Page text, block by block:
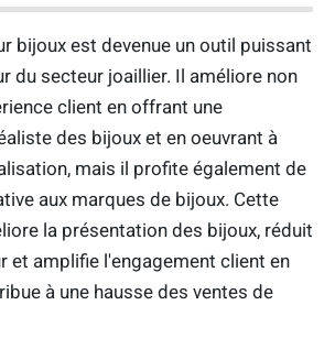
bijoux est devenue un outil puissant
du secteur joaillier. Il améliore non
client en offrant une
des bijoux et en oeuvrant à
mais il profite également de
aux marques de bijoux. Cette
la présentation des bijoux, réduit
et amplifie l'engagement client en
à une hausse des ventes de